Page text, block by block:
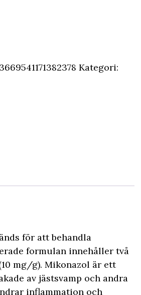
Kategori:
för att behandla
formulan innehåller två
mg/g). Mikonazol är ett
av jästsvamp och andra
inflammation och